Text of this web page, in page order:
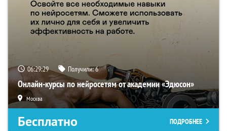
06:29:28 Получили:6
Онлайн-курсы по нейросетям от академии «Эдюсон»
Москва
Бесплатно ПОДРОБНЕЕ